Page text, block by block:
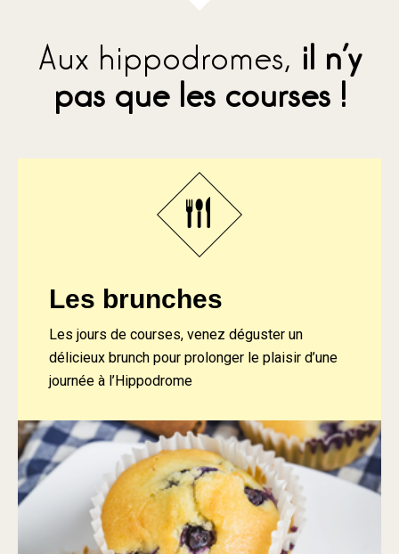
Aux hippodromes, il n’y
pas que les courses !
Les brunches
Les jours de courses, venez déguster un
délicieux brunch pour prolonger le plaisir d’une
journée à l’Hippodrome